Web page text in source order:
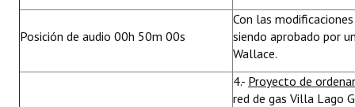
Posición de audio 00h 50m 00s
Con las
siendo aprobado por
Wallace.
4.- Proyecto de
red de gas Villa Lago